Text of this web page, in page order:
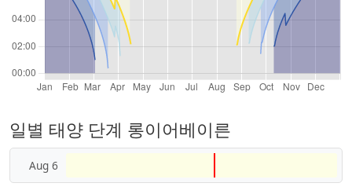
일별 태양 단계 롱이어베이른
Aug 6